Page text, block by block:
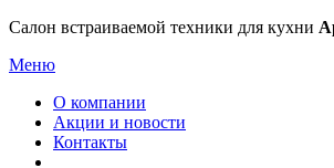
Салон встраиваемой техники для кухни
Меню
О компании
Акции и новости
Контакты